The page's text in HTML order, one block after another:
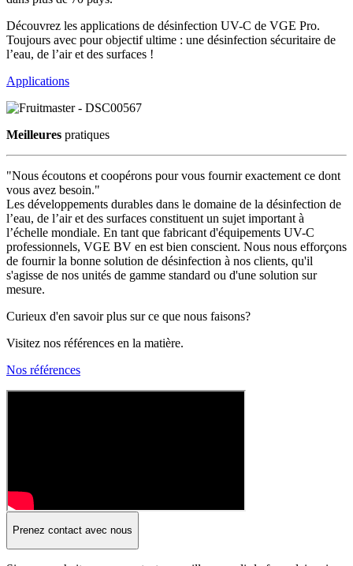
Découvrez les applications de désinfection UV-C de VGE Pro.
Toujours avec pour objectif ultime : une désinfection sécuritaire de
l’eau, de l’air et des surfaces !
Applications
Meilleures pratiques
"Nous écoutons et coopérons pour vous fournir exactement ce dont
vous avez besoin."
Les développements durables dans le domaine de la désinfection de
l’eau, de l’air et des surfaces constituent un sujet important à
l’échelle mondiale. En tant que fabricant d'équipements UV-C
professionnels, VGE BV en est bien conscient. Nous nous efforçons
de fournir la bonne solution de désinfection à nos clients, qu'il
s'agisse de nos unités de gamme standard ou d'une solution sur
mesure.
Curieux d'en savoir plus sur ce que nous faisons?
Visitez nos références en la matière.
Nos références
Prenez contact avec nous